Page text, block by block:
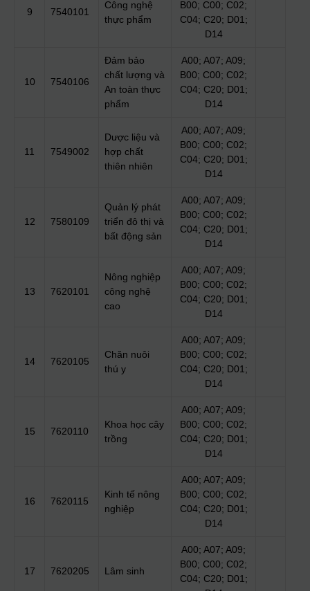
9 7540101
Công nghệ
thực phẩm
B00; C00; C02;
C04; C20; D01;
D14
10 7540106
Đảm bảo
chất lượng và
An toàn thực
phẩm
A00; A07; A09;
B00; C00; C02;
C04; C20; D01;
D14
11 7549002
Dược liệu và
hợp chất
thiên nhiên
A00; A07; A09;
B00; C00; C02;
C04; C20; D01;
D14
12 7580109
Quản lý phát
triển đô thị và
bất động sản
A00; A07; A09;
B00; C00; C02;
C04; C20; D01;
D14
13 7620101
Nông nghiệp
công nghệ
cao
A00; A07; A09;
B00; C00; C02;
C04; C20; D01;
D14
14 7620105
Chăn nuôi
thú y
A00; A07; A09;
B00; C00; C02;
C04; C20; D01;
D14
15 7620110
Khoa học cây
trồng
A00; A07; A09;
B00; C00; C02;
C04; C20; D01;
D14
16 7620115
Kinh tế nông
nghiệp
A00; A07; A09;
B00; C00; C02;
C04; C20; D01;
D14
17 7620205 Lâm sinh
A00; A07; A09;
B00; C00; C02;
C04; C20; D01;